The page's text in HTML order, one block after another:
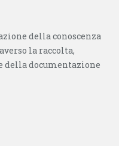
della conoscenza
la raccolta,
della documentazione